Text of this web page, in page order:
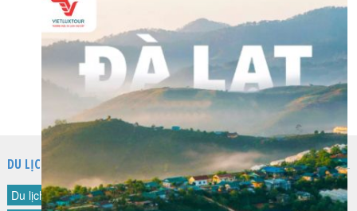
đà lạt (euro garden - cafe trạm ký ức - samten hill)
TNA12633-21062025-SD
Khởi hành:21/06/2025 -Đi: 3 Ngày - 2 Đêm
4,990,000 đ
đà lạt (euro garden - cafe trạm ký ức - samten hill)Mã tour:
TNA12633-26052025-SD
- Đi: 3 Ngày - 2 Đêm
4,490,000 đ
DU LỊCH NƯỚC NGOÀI
Du lịch Đài Loan Du lịch Hàn Quốc
Du lịch Nhật Bản